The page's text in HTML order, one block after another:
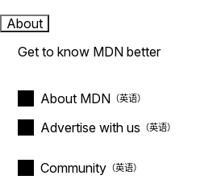
About
Get to know MDN better
About MDN
Advertise with us
Community